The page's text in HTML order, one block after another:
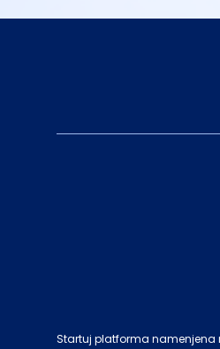
Startuj platforma namenjena